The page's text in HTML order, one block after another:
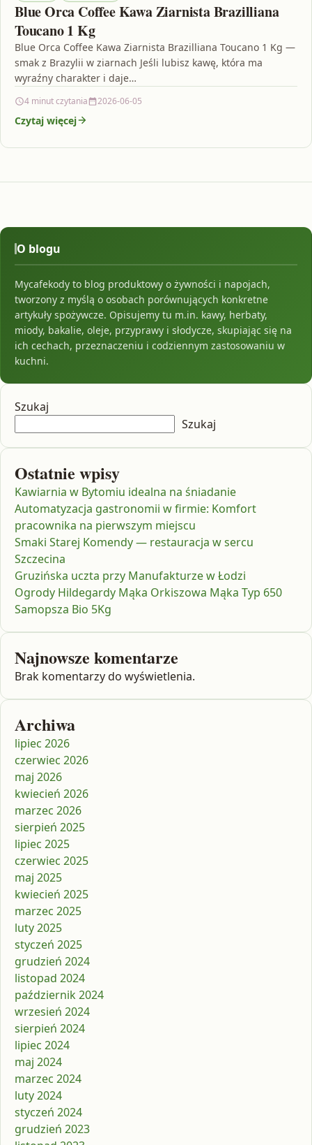
Blue Orca Coffee Kawa Ziarnista Brazilliana
Toucano 1 Kg
Blue Orca Coffee Kawa Ziarnista Brazilliana Toucano 1 Kg —
smak z Brazylii w ziarnach Jeśli lubisz kawę, która ma
wyraźny charakter i daje…
4 minut czytania 2026-06-05
Czytaj więcej
O blogu
Mycafekody to blog produktowy o żywności i napojach,
tworzony z myślą o osobach porównujących konkretne
artykuły spożywcze. Opisujemy tu m.in. kawy, herbaty,
miody, bakalie, oleje, przyprawy i słodycze, skupiając się na
ich cechach, przeznaczeniu i codziennym zastosowaniu w
kuchni.
Szukaj
Szukaj
Ostatnie wpisy
Kawiarnia w Bytomiu idealna na śniadanie
Automatyzacja gastronomii w firmie: Komfort
pracownika na pierwszym miejscu
Smaki Starej Komendy — restauracja w sercu
Szczecina
Gruzińska uczta przy Manufakturze w Łodzi
Ogrody Hildegardy Mąka Orkiszowa Mąka Typ 650
Samopsza Bio 5Kg
Najnowsze komentarze
Brak komentarzy do wyświetlenia.
Archiwa
lipiec 2026
czerwiec 2026
maj 2026
kwiecień 2026
marzec 2026
sierpień 2025
lipiec 2025
czerwiec 2025
maj 2025
kwiecień 2025
marzec 2025
luty 2025
styczeń 2025
grudzień 2024
listopad 2024
październik 2024
wrzesień 2024
sierpień 2024
lipiec 2024
maj 2024
marzec 2024
luty 2024
styczeń 2024
grudzień 2023